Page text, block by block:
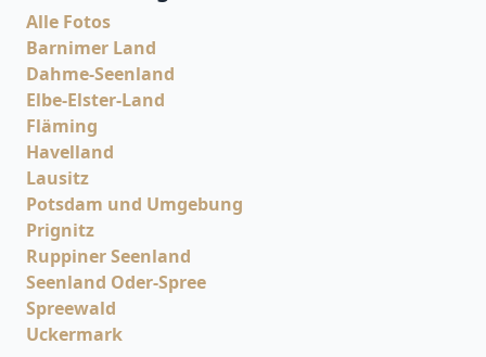
Alle Fotos
Barnimer Land
Dahme-Seenland
Elbe-Elster-Land
Fläming
Havelland
Lausitz
Potsdam und Umgebung
Prignitz
Ruppiner Seenland
Seenland Oder-Spree
Spreewald
Uckermark